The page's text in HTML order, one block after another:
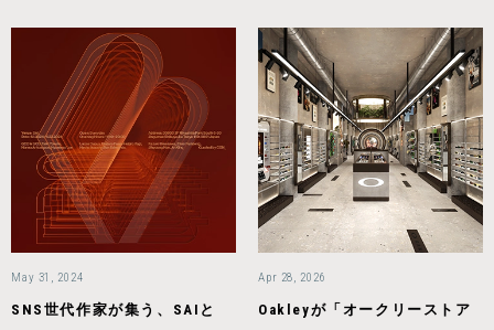
May 31, 2024
SNS世代作家が集う、SAIと
Apr 28, 2026
Oakleyが「オークリーストア